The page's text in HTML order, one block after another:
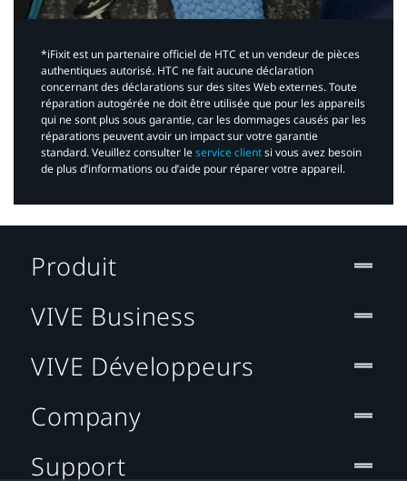
*iFixit est un partenaire officiel de HTC et un vendeur de pièces
authentiques autorisé. HTC ne fait aucune déclaration
concernant des déclarations sur des sites Web externes. Toute
réparation autogérée ne doit être utilisée que pour les appareils
qui ne sont plus sous garantie, car les dommages causés par les
réparations peuvent avoir un impact sur votre garantie
standard. Veuillez consulter leservice clientsi vous avez besoin
de plus d’informations ou d’aide pour réparer votre appareil.​
Produit
VIVE Business
VIVE Développeurs
Company
Support